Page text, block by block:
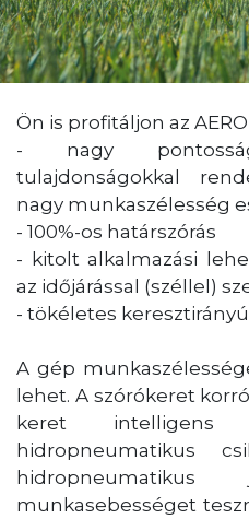
Ön is profitáljon az
- nagy
tulajdonságokkal
nagy munkaszélesség
- 100%-os határszórás
- kitolt alkalmazási
az időjárással (széllel)
- tökéletes
A gép
lehet. A szórókeret
keret intelligens
hidropneumatikus
hidropneumatikus
munkasebességet